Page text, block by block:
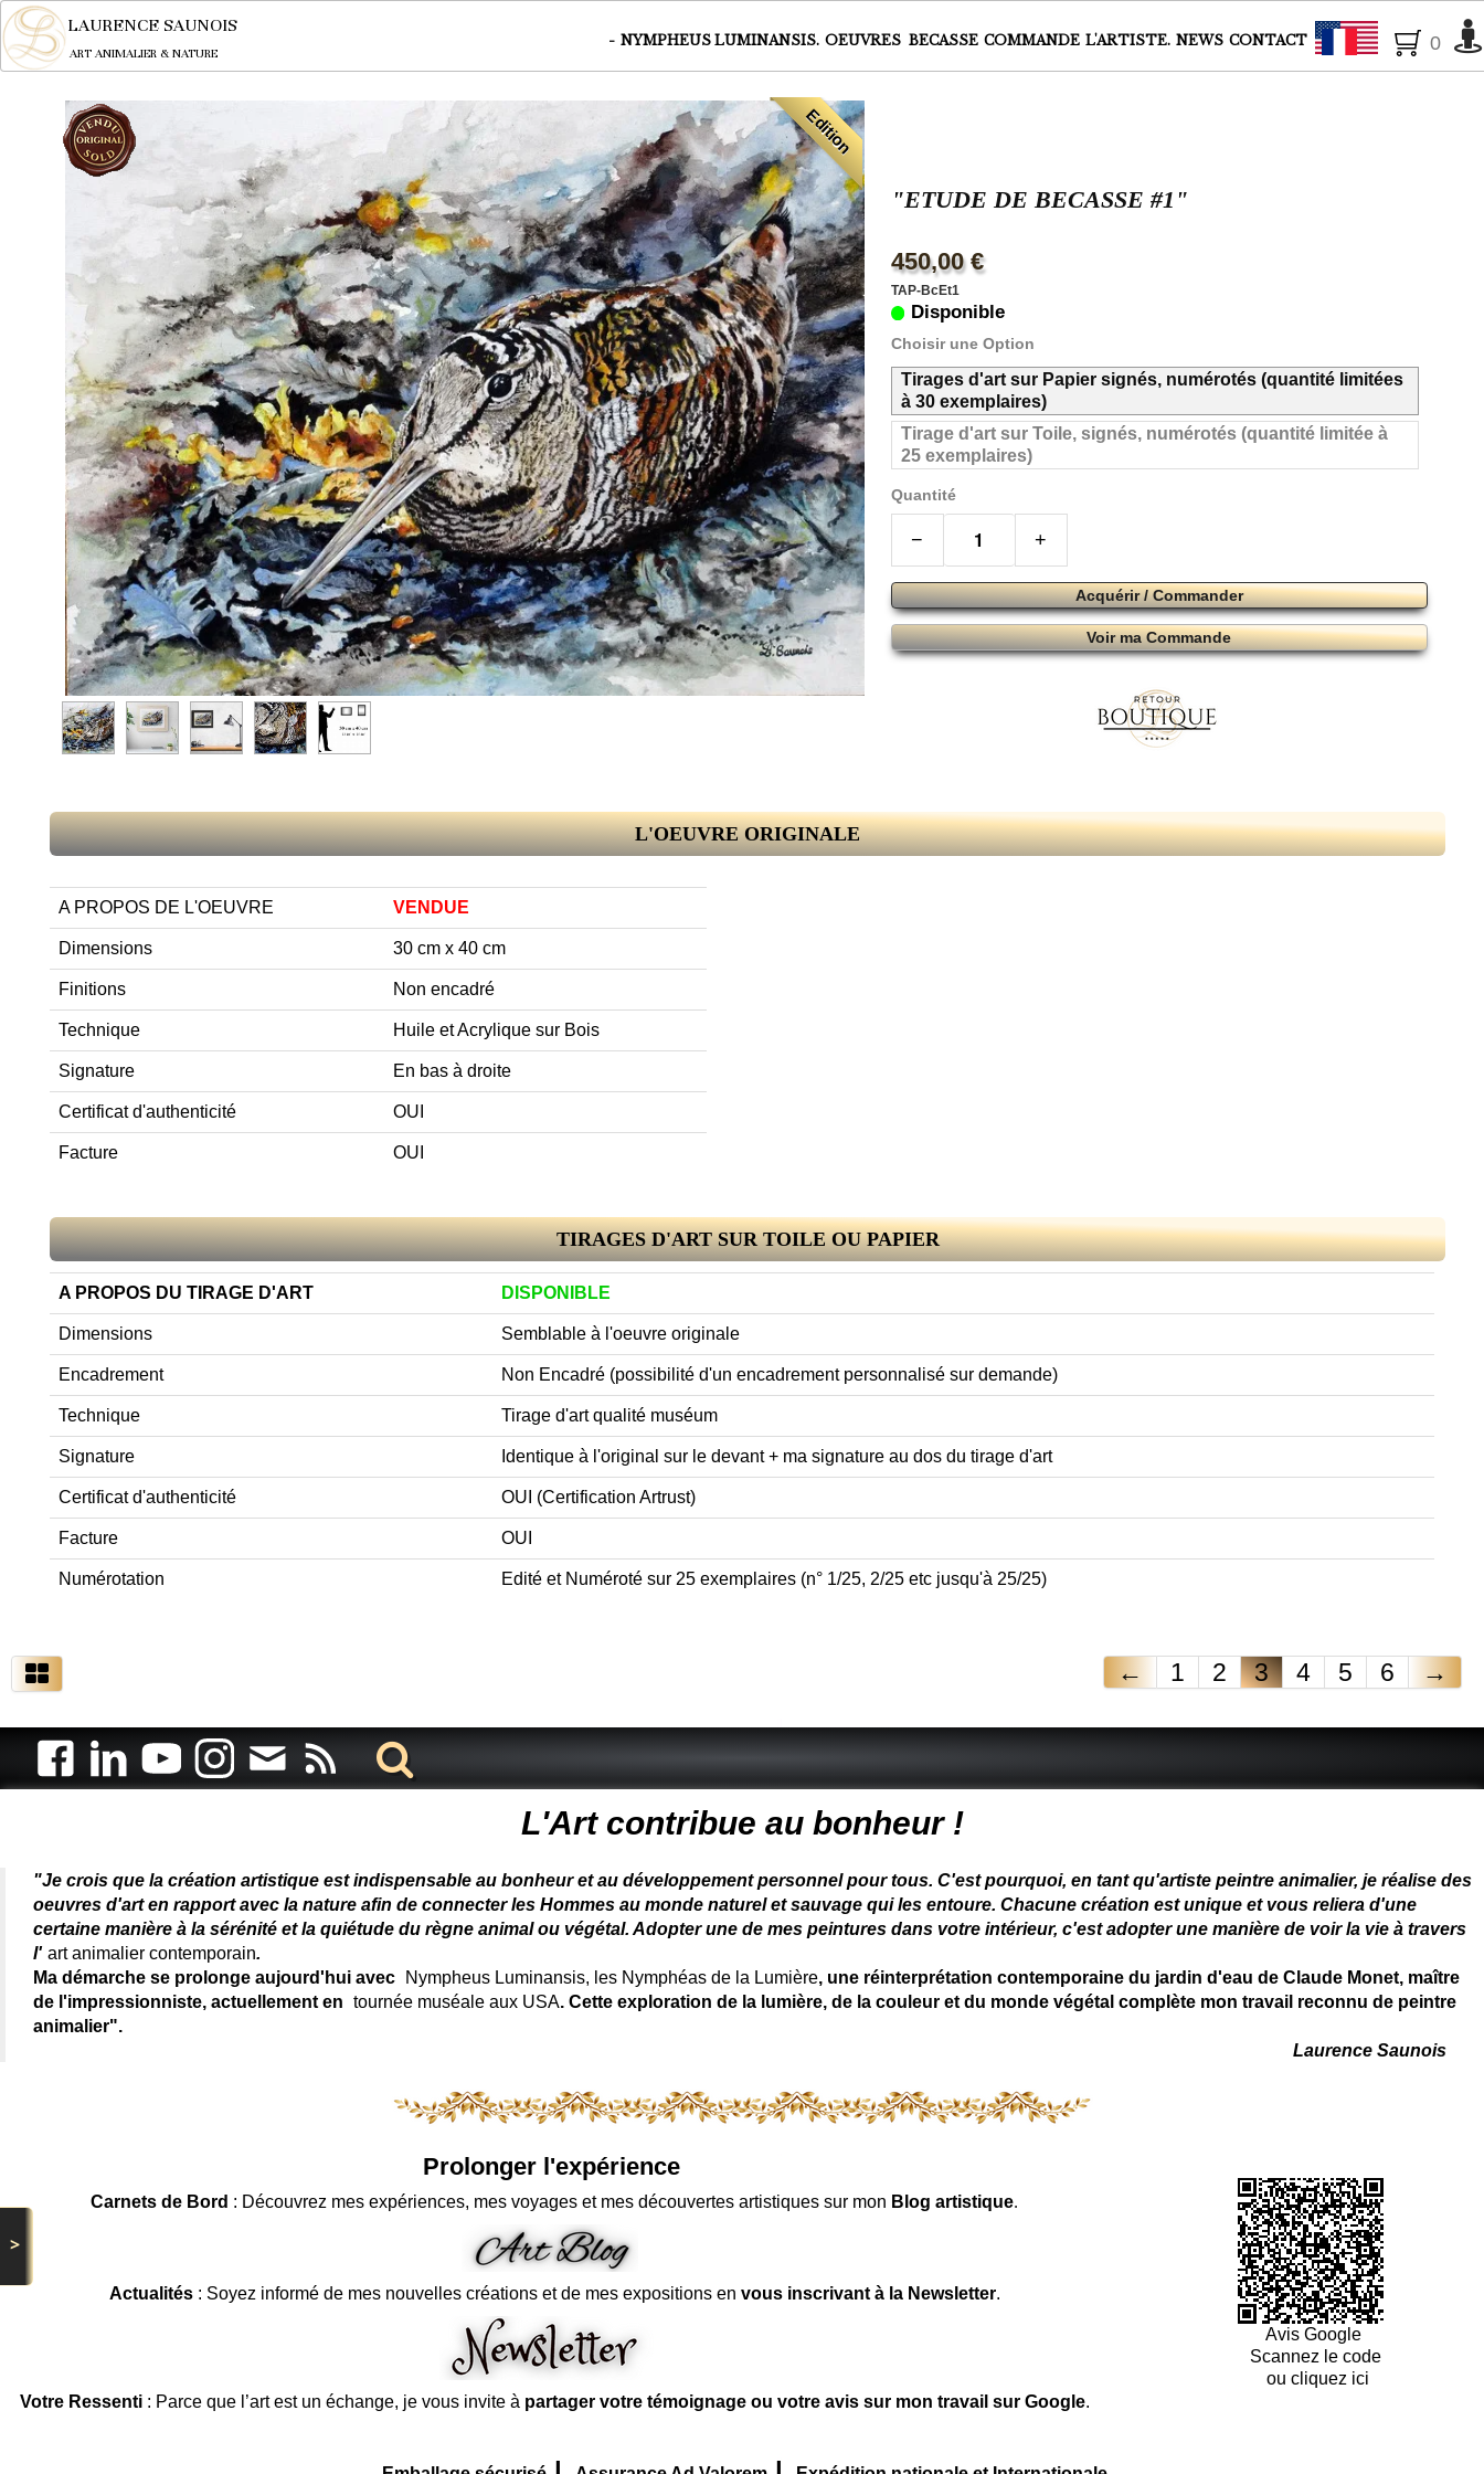
LAURENCE SAUNOIS
ART ANIMALIER & NATURE
- NYMPHEUS LUMINANSIS. OEUVRES BECASSE COMMANDE L'ARTISTE. NEWS CONTACT Français
0
>
Edition
"ETUDE DE BECASSE #1"
450,00 €
TAP-BcEt1
Disponible
Choisir une Option
Tirages d'art sur Papier signés, numérotés (quantité limitées
à 30 exemplaires)
Tirage d'art sur Toile, signés, numérotés (quantité limitée à
25 exemplaires)
Quantité
− +
Acquérir / Commander
Voir ma Commande
L'OEUVRE ORIGINALE
A PROPOS DE L'OEUVRE VENDUE
Dimensions 30 cm x 40 cm
Finitions Non encadré
Technique Huile et Acrylique sur Bois
Signature En bas à droite
Certificat d'authenticité OUI
Facture OUI
TIRAGES D'ART SUR TOILE OU PAPIER
A PROPOS DU TIRAGE D'ART DISPONIBLE
Dimensions Semblable à l'oeuvre originale
Encadrement Non Encadré (possibilité d'un encadrement personnalisé sur demande)
Technique Tirage d'art qualité muséum
Signature Identique à l'original sur le devant + ma signature au dos du tirage d'art
Certificat d'authenticité OUI (Certification Artrust)
Facture OUI
Numérotation Edité et Numéroté sur 25 exemplaires (n° 1/25, 2/25 etc jusqu'à 25/25)
← 1 2 3 4 5 6 →
L'Art contribue au bonheur !
"Je crois que la création artistique est indispensable au bonheur et au développement personnel pour tous. C'est pourquoi, en tant qu'artiste peintre animalier, je réalise des
oeuvres d'art en rapport avec la nature afin de connecter les Hommes au monde naturel et sauvage qui les entoure. Chacune création est unique et vous reliera d'une
certaine manière à la sérénité et la quiétude du règne animal ou végétal. Adopter une de mes peintures dans votre intérieur, c'est adopter une manière de voir la vie à travers
l' art animalier contemporain.
Ma démarche se prolonge aujourd'hui avec
Nympheus Luminansis, les Nymphéas de la Lumière, une réinterprétation contemporaine du jardin d'eau de Claude Monet, maître
de l'impressionniste, actuellement en tournée muséale aux USA. Cette exploration de la lumière, de la couleur et du monde végétal complète mon travail reconnu de peintre
animalier".
Laurence Saunois
Prolonger l'expérience
Carnets de Bord : Découvrez mes expériences, mes voyages et mes découvertes artistiques sur mon Blog artistique.
Actualités: Soyez informé de mes nouvelles créations et de mes expositions en vous inscrivant à la Newsletter.
Votre Ressenti: Parce que l’art est un échange, je vous invite à partager votre témoignage ou votre avis sur mon travail sur Google.
Avis Google
Scannez le code
ou cliquez ici